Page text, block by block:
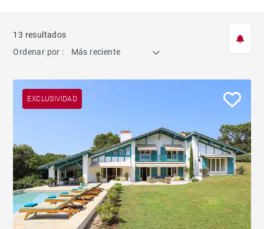
13 resultados
Ordenar por :
Más reciente
EXCLUSIVIDAD